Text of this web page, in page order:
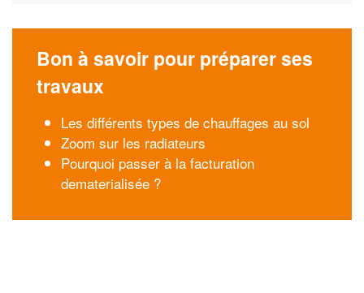
Bon à savoir pour préparer ses
travaux
Les différents types de chauffages au sol
Zoom sur les radiateurs
Pourquoi passer à la facturation
dematerialisée ?